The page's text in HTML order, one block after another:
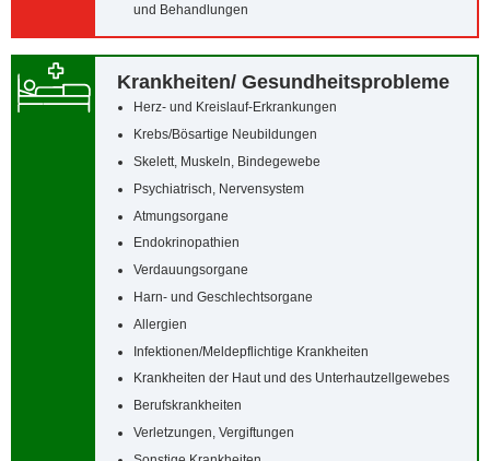
und Behandlungen
Krankheiten/‌ Gesundheitsprobleme
Herz- und Kreislauf-Erkrankungen
Krebs/‌Bösartige Neubildungen
Skelett, Muskeln, Bindegewebe
Psychiatrisch, Nervensystem
Atmungsorgane
Endokrinopathien
Verdauungsorgane
Harn- und Geschlechtsorgane
Allergien
Infektionen/‌Meldepflichtige Krankheiten
Krankheiten der Haut und des Unterhautzellgewebes
Berufskrankheiten
Verletzungen, Vergiftungen